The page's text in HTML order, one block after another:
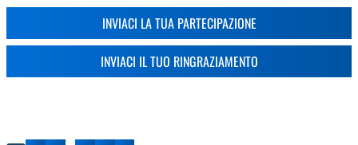
INVIACI LA TUA PARTECIPAZIONE
INVIACI IL TUO RINGRAZIAMENTO